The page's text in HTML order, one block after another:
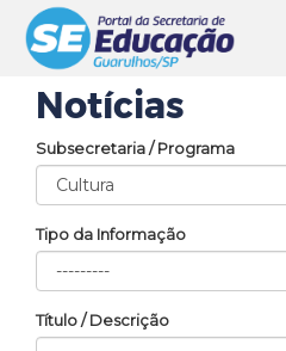
Notícias
Subsecretaria / Programa
Tipo da Informação
Título / Descrição